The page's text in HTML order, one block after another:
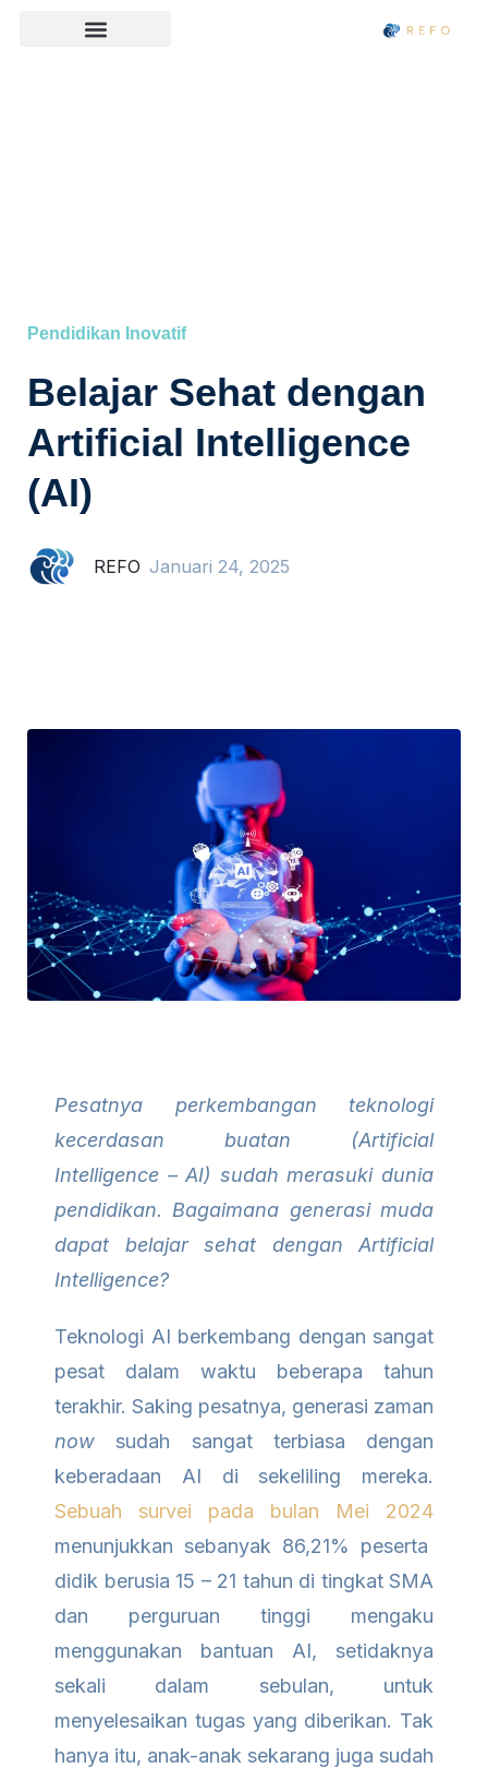
⁠Pendidikan Inovatif
Belajar Sehat dengan
Artificial Intelligence
(AI)
REFO Januari 24, 2025
Pesatnya perkembangan teknologi
kecerdasan buatan (Artificial
Intelligence – AI) sudah merasuki dunia
pendidikan. Bagaimana generasi muda
dapat belajar sehat dengan Artificial
Intelligence?
Teknologi AI berkembang dengan sangat
pesat dalam waktu beberapa tahun
terakhir. Saking pesatnya, generasi zaman
now sudah sangat terbiasa dengan
keberadaan AI di sekeliling mereka.
Sebuah survei pada bulan Mei 2024
menunjukkan sebanyak 86,21% peserta
didik berusia 15 – 21 tahun di tingkat SMA
dan perguruan tinggi mengaku
menggunakan bantuan AI, setidaknya
sekali dalam sebulan, untuk
menyelesaikan tugas yang diberikan. Tak
hanya itu, anak-anak sekarang juga sudah